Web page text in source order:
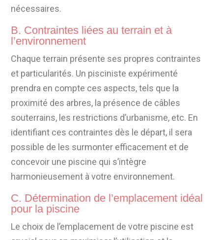
nécessaires.
B. Contraintes liées au terrain et à
l’environnement
Chaque terrain présente ses propres contraintes
et particularités. Un pisciniste expérimenté
prendra en compte ces aspects, tels que la
proximité des arbres, la présence de câbles
souterrains, les restrictions d’urbanisme, etc. En
identifiant ces contraintes dès le départ, il sera
possible de les surmonter efficacement et de
concevoir une piscine qui s’intègre
harmonieusement à votre environnement.
C. Détermination de l’emplacement idéal
pour la piscine
Le choix de l’emplacement de votre piscine est